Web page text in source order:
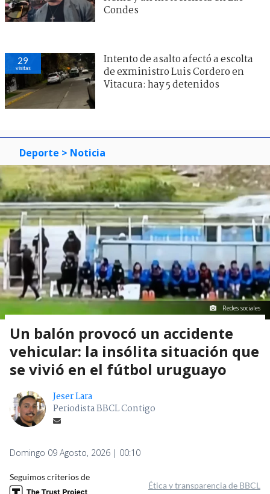
Condes
29
visitas
Intento de asalto afectó a escolta
de exministro Luis Cordero en
Vitacura: hay 5 detenidos
Deporte > Noticia
Redes sociales
Un balón provocó un accidente
vehicular: la insólita situación que
se vivió en el fútbol uruguayo
Jeser Lara
Periodista BBCL Contigo
Domingo 09 Agosto, 2026 | 00:10
Seguimos criterios de
Ética y transparencia de BBCL